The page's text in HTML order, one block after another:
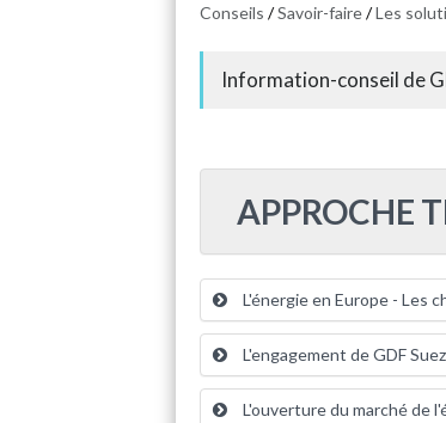
Conseils /Savoir-faire/Les
Information-conseil de
APPROCHE
L'énergie en Europe - Les
L'engagement de GDF
L'ouverture du marché de